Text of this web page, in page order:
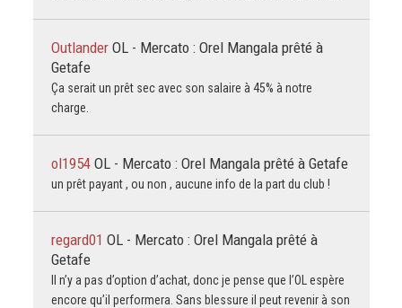
Outlander OL - Mercato : Orel Mangala prêté à
Getafe
Ça serait un prêt sec avec son salaire à 45% à notre
charge.
ol1954 OL - Mercato : Orel Mangala prêté à Getafe
un prêt payant , ou non , aucune info de la part du club !
regard01 OL - Mercato : Orel Mangala prêté à
Getafe
Il n’y a pas d’option d’achat, donc je pense que l’OL espère
encore qu’il performera. Sans blessure il peut revenir à son